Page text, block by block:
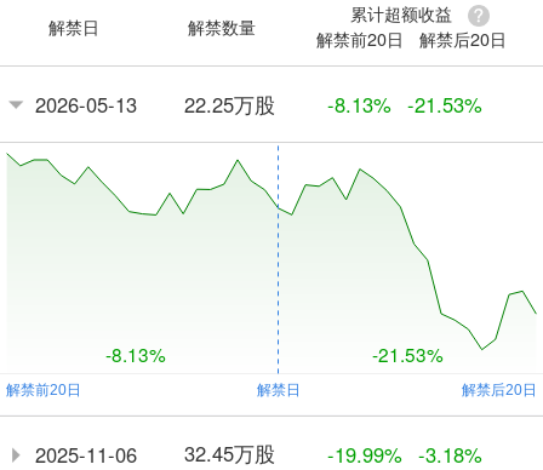
解禁日 解禁数量
累计超额收益
解禁前20日
解禁后20日
2026-05-13 22.25万股 -8.13% -21.53%
-8.13% -21.53%
2025-11-06 32.45万股 -19.99% -3.18%